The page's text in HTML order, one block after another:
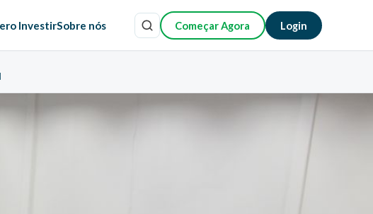
InvestirSobre nós Começar Agora Login